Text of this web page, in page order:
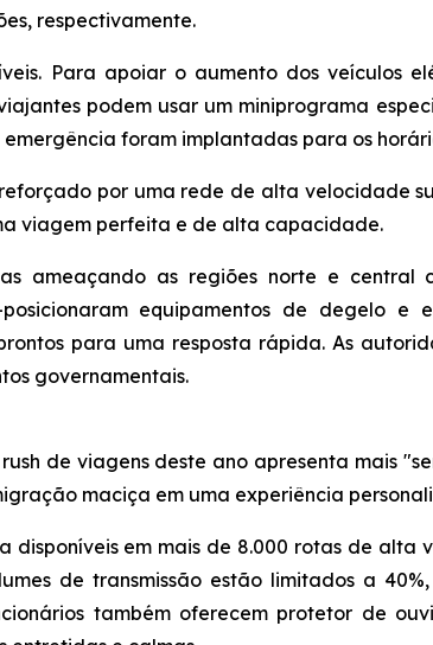
respectivamente.
Para apoiar o aumento dos veículos
podem usar um miniprograma
foram implantadas para os
por uma rede de alta velocidade
viagem perfeita e de alta capacidade.
ameaçando as regiões norte e central
equipamentos de degelo e
para uma resposta rápida. As
governamentais.
de viagens deste ano apresenta mais
maciça em uma experiência
disponíveis em mais de 8.000 rotas de alta
de transmissão estão limitados a
também oferecem protetor de